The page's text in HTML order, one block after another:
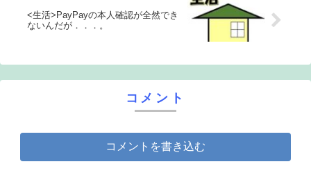
<生活>PayPayの本人確認が全然でき
ないんだが．．．。
コメント
コメントを書き込む